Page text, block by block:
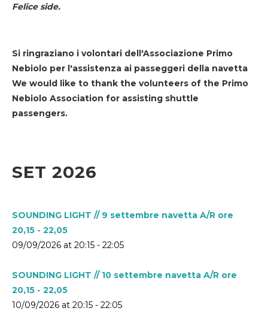
Felice side.
Si ringraziano i volontari dell'Associazione Primo
Nebiolo per l'assistenza ai passeggeri della navetta
We would like to thank the volunteers of the Primo
Nebiolo Association for assisting shuttle
passengers.
SET 2026
SOUNDING LIGHT // 9 settembre navetta A/R ore
20,15 - 22,05
09/09/2026 at 20:15 - 22:05
SOUNDING LIGHT // 10 settembre navetta A/R ore
20,15 - 22,05
10/09/2026 at 20:15 - 22:05